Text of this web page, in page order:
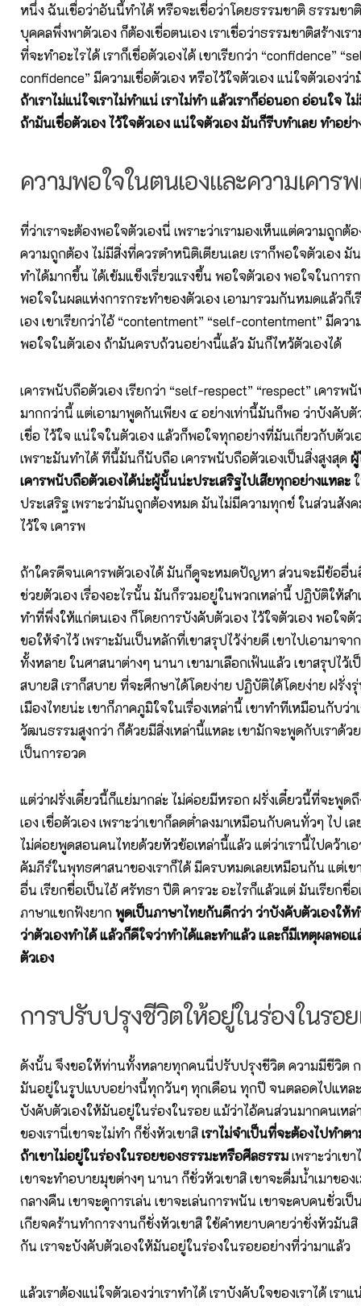
หนึ่ง ฉันเชื่อว่าอันนี้ทำได้ หรือจะเชื่อว่าโดยธรรมชาติ ธรรมชา
บุคคลพึ่งพาตัวเอง ก็ต้องเชื่อตนเอง เราเชื่อว่าธรรมชาติสร้างเร
ที่จะทำอะไรได้ เราก็เชื่อตัวเองได้ เขาเรียกว่า “confidence”
confidence” มีความเชื่อตัวเอง หรือไว้ใจตัวเอง แน่ใจตัวเองว่
ถ้าเราไม่แน่ใจเราไม่ทำแน่ เราไม่ทำ แล้วเราก็อ่อนอก อ่อนใจ ไ
ถ้ามันเชื่อตัวเอง ไว้ใจตัวเอง แน่ใจตัวเอง มันก็รีบทำเลย ทำอย่
ความพอใจในตนเองและความเคาร
ที่ว่าเราจะต้องพอใจตัวเองนี่ เพราะว่าเรามองเห็นแต่ความถูกต้
ความถูกต้อง ไม่มีสิ่งที่ควรตำหนิติเตียนเลย เราก็พอใจตัวเอง
ทำได้มากขึ้น ได้เข้มแข็งเรี่ยวแรงขึ้น พอใจตัวเอง พอใจในการ
พอใจในผลแห่งการกระทำของตัวเอง เอามารวมกันหมดแล้วก็
เอง เขาเรียกว่าไอ้ “contentment” “self-contentment” มีคว
พอใจในตัวเอง ถ้ามันครบถ้วนอย่างนี้แล้ว มันก็ไหว้ตัวเองได้
เคารพนับถือตัวเอง เรียกว่า “self-respect” “respect” เคาร
มากกว่านี้ แต่เอามาพูดกันเพียง ๔ อย่างเท่านี้มันก็พอ ว่าบังคับตั
เชื่อ ไว้ใจ แน่ใจในตัวเอง แล้วก็พอใจทุกอย่างที่มันเกี่ยวกับตัวเ
เพราะมันทำได้ ทีนี้มันก็นับถือ เคารพนับถือตัวเองเป็นสิ่งสูงสุดผู้
เคารพนับถือตัวเองได้น่ะผู้นั้นน่ะประเสริฐไปเสียทุกอย่างแหละ
ประเสริฐ เพราะว่ามันถูกต้องหมด มันไม่มีความทุกข์ ในส่วนสัง
ไว้ใจ เคารพ
ถ้าใครดีจนเคารพตัวเองได้ มันก็ดูจะหมดปัญหา ส่วนจะมีข้ออื่น
ช่วยตัวเอง เรื่องอะไรนั้น มันก็รวมอยู่ในพวกเหล่านี้ ปฏิบัติให้สำ
ทำที่พึ่งให้แก่ตนเอง ก็โดยการบังคับตัวเอง ไว้ใจตัวเอง พอใจตั
ขอให้จำไว้ เพราะมันเป็นหลักที่เขาสรุปไว้ง่ายดี เขาไปเอามาจ
ทั้งหลาย ในศาสนาต่างๆ นานา เขามาเลือกเฟ้นแล้ว เขาสรุปไว้เ
สบายสิ เราก็สบาย ที่จะศึกษาได้โดยง่าย ปฏิบัติได้โดยง่าย ฝรั่ง
เมืองไทยน่ะ เขาก็ภาคภูมิใจในเรื่องเหล่านี้ เขาทำทีเหมือนกับว่า
วัฒนธรรมสูงกว่า ก็ด้วยมีสิ่งเหล่านี้แหละ เขามักจะพูดกับเราด้ว
เป็นการอวด
แต่ว่าฝรั่งเดี๋ยวนี้ก็แย่มากล่ะ ไม่ค่อยมีหรอก ฝรั่งเดี๋ยวนี้ที่จะพูดถึ
เอง เชื่อตัวเอง เพราะว่าเขาก็ลดต่ำลงมาเหมือนกับคนทั่วๆ ไป เ
ไม่ค่อยพูดสอนคนไทยด้วยหัวข้อเหล่านี้แล้ว แต่ว่าเรานี้ไปคว้าเ
คัมภีร์ในพุทธศาสนาของเราก็ได้ มีครบหมดเลยเหมือนกัน แต่เข
อื่น เรียกชื่อเป็นไอ้ ศรัทธา ปีติ คารวะ อะไรก็แล้วแต่ มันเรียกชื่
ภาษาแขกฟังยากพูดเป็นภาษาไทยกันดีกว่า ว่าบังคับตัวเองให้
ว่าตัวเองทำได้ แล้วก็ดีใจว่าทำได้และทำแล้ว และก็มีเหตุผลพอ
ตัวเอง
การปรับปรุงชีวิตให้อยู่ในร่องในรอ
ดังนั้น จึงขอให้ท่านทั้งหลายทุกคนนี่ปรับปรุงชีวิต ความมีชีวิต
มันอยู่ในรูปแบบอย่างนี้ทุกวันๆ ทุกเดือน ทุกปี จนตลอดไปแหละ
บังคับตัวเองให้มันอยู่ในร่องในรอย แม้ว่าไอ้คนส่วนมากคนเห
ของเรานี่เขาจะไม่ทำ ก็ชั่งหัวเขาสิเราไม่จำเป็นที่จะต้องไปทำต
ถ้าเขาไม่อยู่ในร่องในรอยของธรรมะหรือศีลธรรมเพราะว่าเข
เขาจะทำอบายมุขต่างๆ นานา ก็ชั่วหัวเขาสิ เขาจะดื่มน้ำเมาของเ
กลางคืน เขาจะดูการเล่น เขาจะเล่นการพนัน เขาจะคบคนชั่วเป็
เกียจคร้านทำการงานก็ชั่งหัวเขาสิ ใช้คำหยาบคายว่าชั่งหัวมันสิ
กัน เราจะบังคับตัวเองให้มันอยู่ในร่องในรอยอย่างที่ว่ามาแล้ว
แล้วเราต้องแน่ใจตัวเองว่าเราทำได้ เราบังคับใจของเราได้ เรา